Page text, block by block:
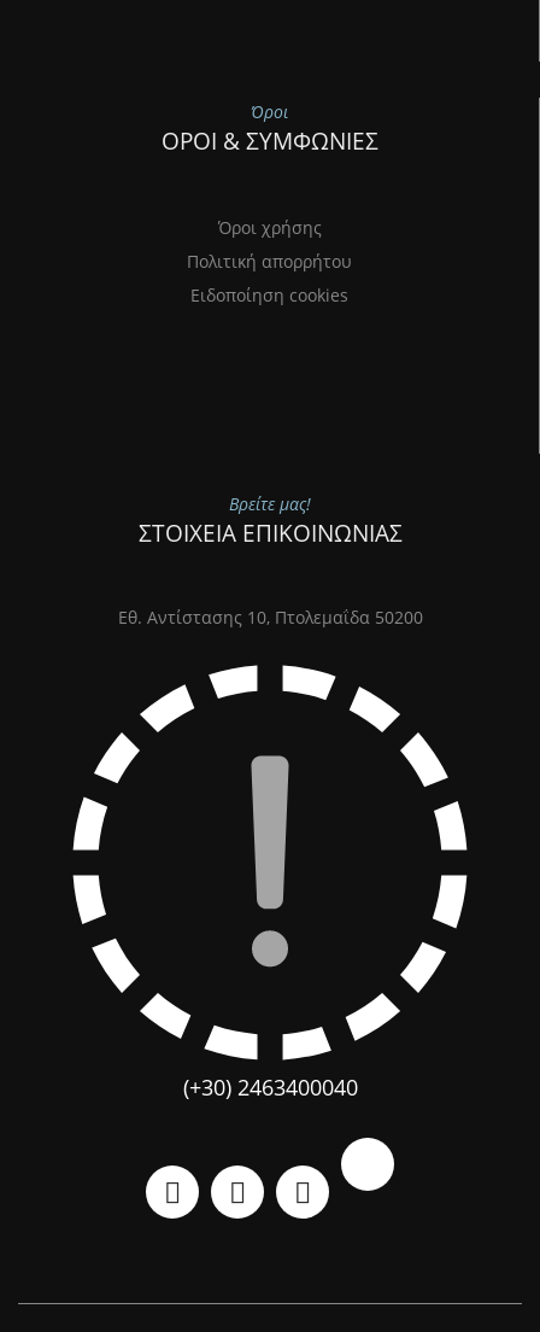
Όροι
ΟΡΟΙ & ΣΥΜΦΩΝΙΕΣ
Όροι χρήσης
Πολιτική απορρήτου
Ειδοποίηση cookies
Βρείτε μας!
ΣΤΟΙΧΕΙΑ ΕΠΙΚΟΙΝΩΝΙΑΣ
Εθ. Αντίστασης 10, Πτολεμαΐδα 50200
(+30) 2463400040